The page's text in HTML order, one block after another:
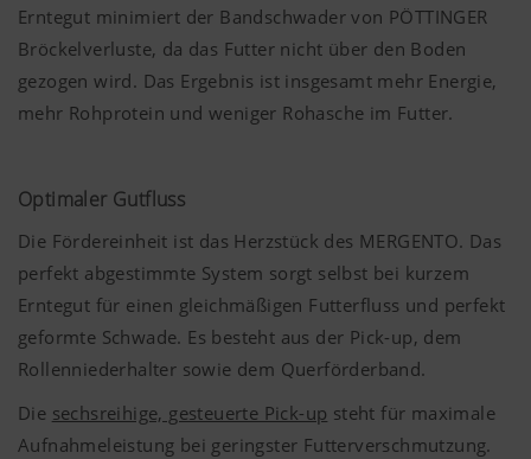
Erntegut minimiert der Bandschwader von PÖTTINGER
Bröckelverluste, da das Futter nicht über den Boden
gezogen wird. Das Ergebnis ist insgesamt mehr Energie,
mehr Rohprotein und weniger Rohasche im Futter.
Optimaler Gutfluss
Die Fördereinheit ist das Herzstück des MERGENTO. Das
perfekt abgestimmte System sorgt selbst bei kurzem
Erntegut für einen gleichmäßigen Futterfluss und perfekt
geformte Schwade. Es besteht aus der Pick-up, dem
Rollenniederhalter sowie dem Querförderband.
Die sechsreihige, gesteuerte Pick-up steht für maximale
Aufnahmeleistung bei geringster Futterverschmutzung.